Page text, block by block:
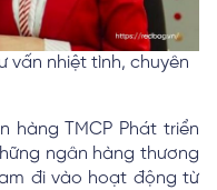
vấn nhiệt tình, chuyên
hàng TMCP Phát triển
ngân hàng thương
đi vào hoạt động từ